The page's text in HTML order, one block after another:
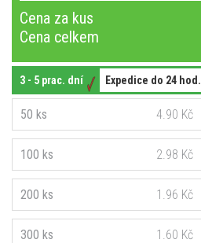
Cena za kus
Cena celkem
3 - 5 prac. dní Expedice do 24 hod.
50 ks 4.90 Kč
100 ks 2.98 Kč
200 ks 1.96 Kč
300 ks 1.60 Kč